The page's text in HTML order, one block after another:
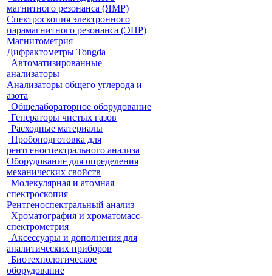
магнитного резонанса (ЯМР)
Спектроскопия электронного
парамагнитного резонанса (ЭПР)
Магнитометрия
Дифрактометры Tongda
Автоматизированные
анализаторы
Анализаторы общего углерода и
азота
Общелабораторное оборудование
Генераторы чистых газов
Расходные материалы
Пробоподготовка для
рентгеноспектрального анализа
Оборудование для определения
механических свойств
Молекулярная и атомная
спектроскопия
Рентгеноспектральный анализ
Хроматография и хроматомасс-
спектрометрия
Аксессуары и дополнения для
аналитических приборов
Биотехнологическое
оборудование